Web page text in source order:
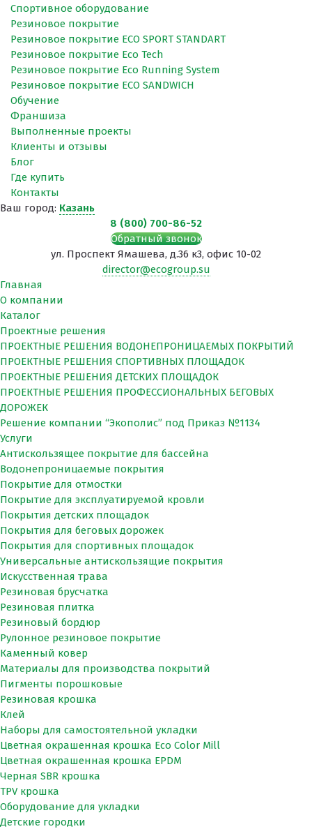
Спортивное оборудование
Резиновое покрытие
Резиновое покрытие ECO SPORT STANDART
Резиновое покрытие Eco Tech
Резиновое покрытие Eco Running System
Резиновое покрытие ECO SANDWICH
Обучение
Франшиза
Выполненные проекты
Клиенты и отзывы
Блог
Где купить
Контакты
Ваш город: Казань
8 (800) 700-86-52
Обратный звонок
ул. Проспект Ямашева, д.36 к3, офис 10-02
director@ecogroup.su
Главная
О компании
Каталог
Проектные решения
ПРОЕКТНЫЕ РЕШЕНИЯ ВОДОНЕПРОНИЦАЕМЫХ ПОКРЫТИЙ
ПРОЕКТНЫЕ РЕШЕНИЯ СПОРТИВНЫХ ПЛОЩАДОК
ПРОЕКТНЫЕ РЕШЕНИЯ ДЕТСКИХ ПЛОЩАДОК
ПРОЕКТНЫЕ РЕШЕНИЯ ПРОФЕССИОНАЛЬНЫХ БЕГОВЫХ
ДОРОЖЕК
Решение компании “Экополис” под Приказ №1134
Услуги
Антискользящее покрытие для бассейна
Водонепроницаемые покрытия
Покрытие для отмостки
Покрытие для эксплуатируемой кровли
Покрытия детских площадок
Покрытия для беговых дорожек
Покрытия для спортивных площадок
Универсальные антискользящие покрытия
Искусственная трава
Резиновая брусчатка
Резиновая плитка
Резиновый бордюр
Рулонное резиновое покрытие
Каменный ковер
Материалы для производства покрытий
Пигменты порошковые
Резиновая крошка
Клей
Наборы для самостоятельной укладки
Цветная окрашенная крошка Eco Color Mill
Цветная окрашенная крошка EPDM
Черная SBR крошка
TPV крошка
Оборудование для укладки
Детские городки